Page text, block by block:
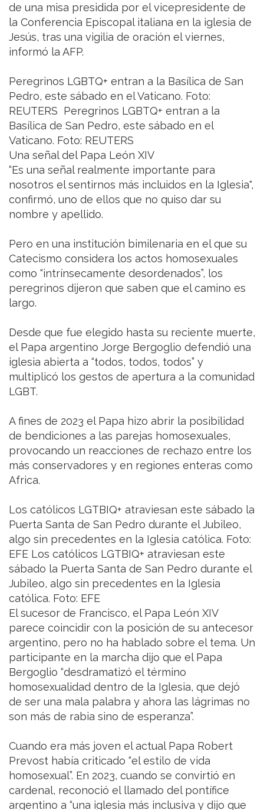
de una misa presidida por el vicepresidente de
la Conferencia Episcopal italiana en la iglesia de
Jesús, tras una vigilia de oración el viernes,
informó la AFP.
Peregrinos LGBTQ+ entran a la Basílica de San
Pedro, este sábado en el Vaticano. Foto:
REUTERS Peregrinos LGBTQ+ entran a la
Basílica de San Pedro, este sábado en el
Vaticano. Foto: REUTERS
Una señal del Papa León XIV
“Es una señal realmente importante para
nosotros el sentirnos más incluidos en la Iglesia",
confirmó, uno de ellos que no quiso dar su
nombre y apellido.
Pero en una institución bimilenaria en el que su
Catecismo considera los actos homosexuales
como “intrínsecamente desordenados”, los
peregrinos dijeron que saben que el camino es
largo.
Desde que fue elegido hasta su reciente muerte,
el Papa argentino Jorge Bergoglio defendió una
iglesia abierta a “todos, todos, todos” y
multiplicó los gestos de apertura a la comunidad
LGBT.
A fines de 2023 el Papa hizo abrir la posibilidad
de bendiciones a las parejas homosexuales,
provocando un reacciones de rechazo entre los
más conservadores y en regiones enteras como
Africa.
Los católicos LGTBIQ+ atraviesan este sábado la
Puerta Santa de San Pedro durante el Jubileo,
algo sin precedentes en la Iglesia católica. Foto:
EFE Los católicos LGTBIQ+ atraviesan este
sábado la Puerta Santa de San Pedro durante el
Jubileo, algo sin precedentes en la Iglesia
católica. Foto: EFE
El sucesor de Francisco, el Papa León XIV
parece coincidir con la posición de su antecesor
argentino, pero no ha hablado sobre el tema. Un
participante en la marcha dijo que el Papa
Bergoglio “desdramatizó el término
homosexualidad dentro de la Iglesia, que dejó
de ser una mala palabra y ahora las lágrimas no
son más de rabia sino de esperanza”.
Cuando era más joven el actual Papa Robert
Prevost había criticado “el estilo de vida
homosexual”. En 2023, cuando se convirtió en
cardenal, reconoció el llamado del pontífice
argentino a “una iglesia más inclusiva y dijo que